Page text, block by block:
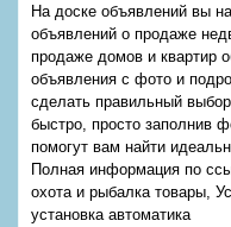
На доске объявлений вы
объявлений о продаже
продаже домов и квартир
объявления с фото и
сделать правильный
быстро, просто заполнив
помогут вам найти
Полная информация по
охота и рыбалка товары,
установка автоматика